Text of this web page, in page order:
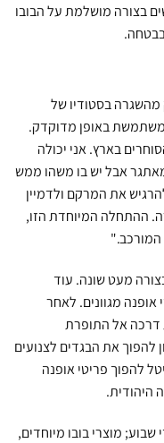
בצורה מושלמת על הבובו
בסטודיו של
משתמשת באופן מדוקדק.
בארץ. אני יכולה
אבל יש בו משהו ממש
את המרקם ולדמיין
ההתחלה המיוחדת הזו,
המורכב."
מעט שונה. עוד
אופנה מגוונים. לאחר
דרכה אל התופרת
את הבגדים לצנועים
להפוך פריטי אופנה
היהודית.
שבוע; מוצרי בובו מיוחדים,